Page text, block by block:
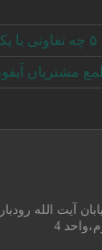
آیفون 20
آیت الله
4